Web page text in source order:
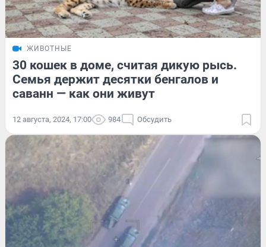
ЖИВОТНЫЕ
30 кошек в доме, считая дикую рысь.
Семья держит десятки бенгалов и
саванн — как они живут
12 августа, 2024, 17:00 984 Обсудить